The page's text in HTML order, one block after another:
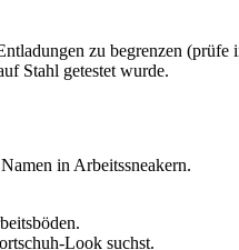
zu begrenzen (prüfe
Stahl getestet wurde.
in Arbeitssneakern.
Look suchst.